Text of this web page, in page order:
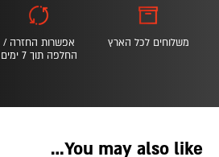
משלוחים לכל הארץ
אפשרות החזרה /
החלפה תוך 7 ימים
You may also like…